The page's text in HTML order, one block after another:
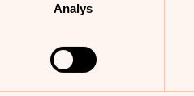
Analys